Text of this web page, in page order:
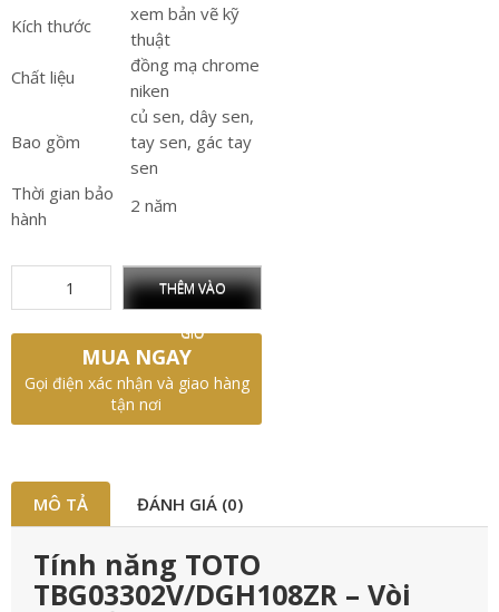
Kích thước
xem bản vẽ kỹ
thuật
Chất liệu
đồng mạ chrome
niken
Bao gồm
củ sen, dây sen,
tay sen, gác tay
sen
Thời gian bảo
hành
2 năm
THÊM VÀO
GIỎ
MUA NGAY
Gọi điện xác nhận và giao hàng
tận nơi
MÔ TẢ ĐÁNH GIÁ (0)
Tính năng TOTO
TBG03302V/DGH108ZR – Vòi